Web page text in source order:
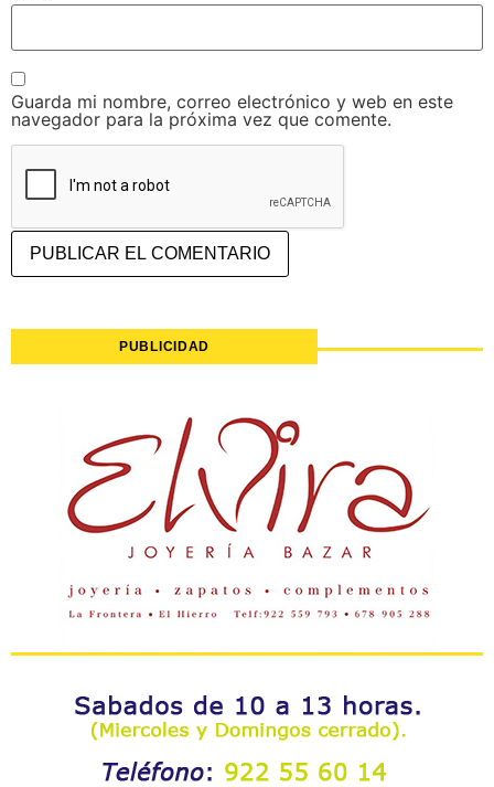
Guarda mi nombre, correo electrónico y web en este
navegador para la próxima vez que comente.
PUBLICIDAD